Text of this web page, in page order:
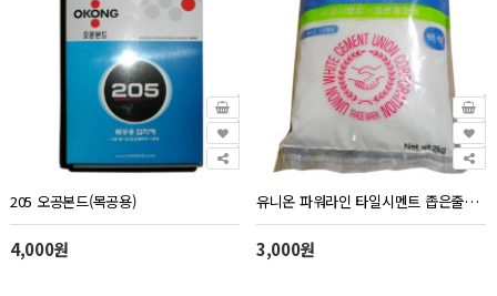
205 오공본드(목공용)
4,000원
유니온 파워라인 타일시멘트 좁은줄눈용 백색 메꿈이 2kg
3,000원